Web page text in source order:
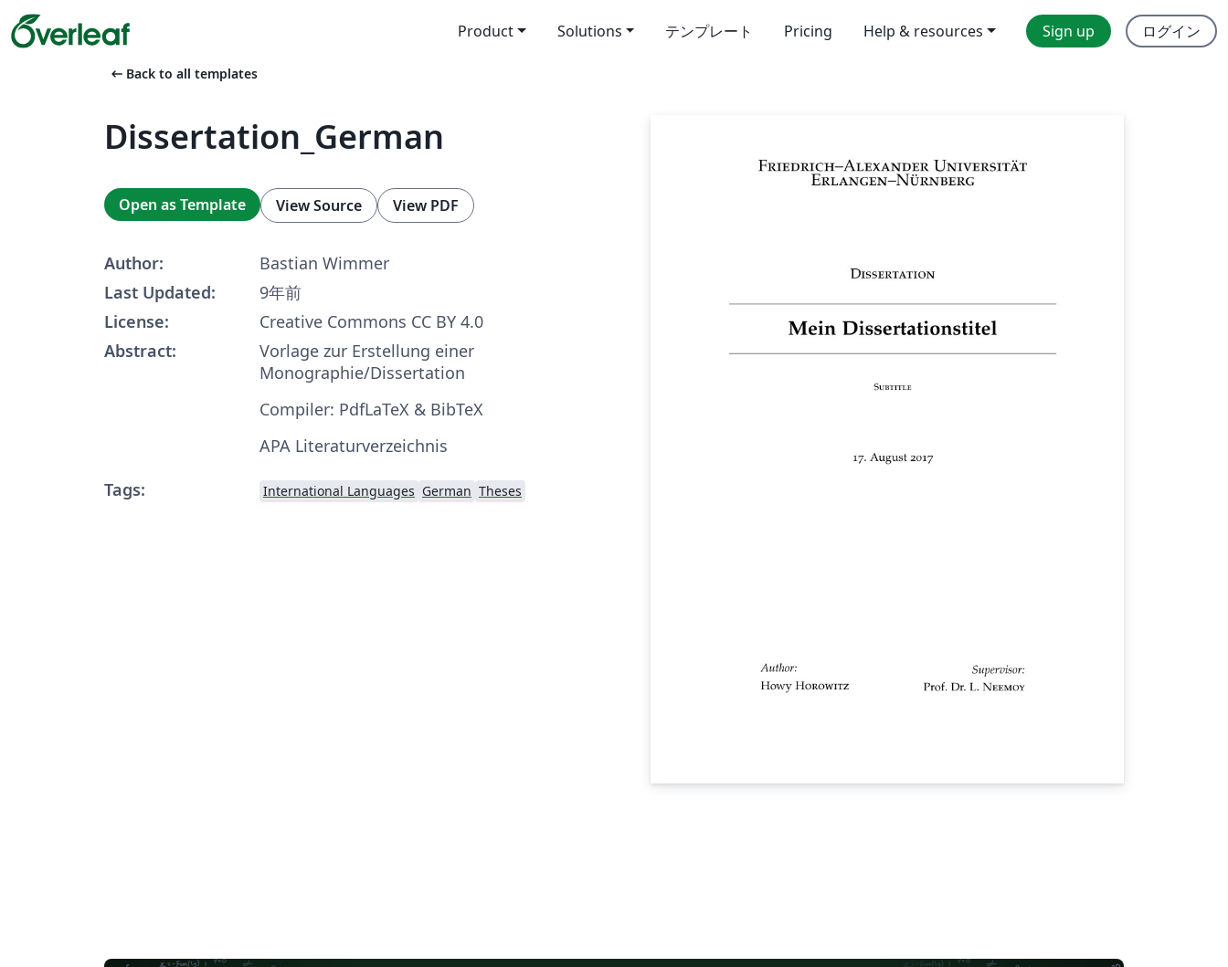
Product Solutions テンプレート Pricing Help & resources Sign up ログイン
arrow_left_alt Back to all templates
Dissertation_German
Open as Template View Source View PDF
Author:
Bastian Wimmer
Last Updated:
9年前
License:
Creative Commons CC BY 4.0
Abstract:
Vorlage zur Erstellung einer
Monographie/Dissertation
Compiler: PdfLaTeX & BibTeX
APA Literaturverzeichnis
Tags:
International Languages German Theses